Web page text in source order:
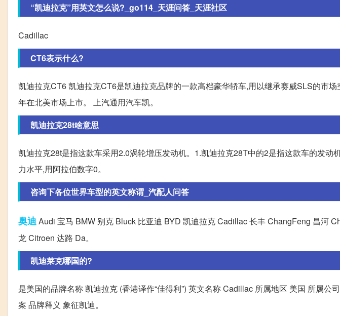
“凯迪拉克”用英文怎么说?_go114_天涯问答_天涯社区
Cadillac
CT6表示什么?
凯迪拉克CT6 凯迪拉克CT6是凯迪拉克品牌的一款高档豪华轿车,用以继承赛威SLS的市
年在北美市场上市。 上汽通用汽车凯。
凯迪拉克28t啥意思
凯迪拉克28t是指这款车采用2.0涡轮增压发动机。1.凯迪拉克28T中的2是指这款车的发动
力水平,用阿拉伯数字0。
咨询下各位世界车型的英文称谓_汽配人问答
奥迪Audi 宝马 BMW 别克 Bluck 比亚迪 BYD 凯迪拉克 Cadillac 长丰 ChangFeng 昌河
龙 Citroen 达路 Da。
凯迪莱克哪国的?
是美国的品牌名称 凯迪拉克 (香港译作“佳得利”) 英文名称 Cadillac 所属地区 美国 所属公
案 品牌释义 象征凯迪。